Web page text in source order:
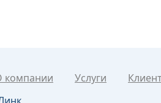
компании Услуги